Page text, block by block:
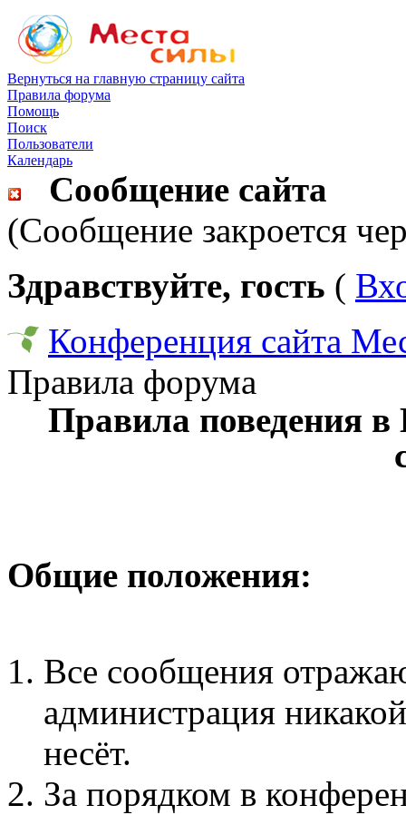
Вернуться на главную страницу сайта
Правила форума
Помощь
Поиск
Пользователи
Календарь
Сообщение сайта
(Сообщение закроется
Здравствуйте, гость (
Конференция сайта
Правила форума
Правила поведения
Общие положения:
Все сообщения
администрация
несёт.
За порядком в